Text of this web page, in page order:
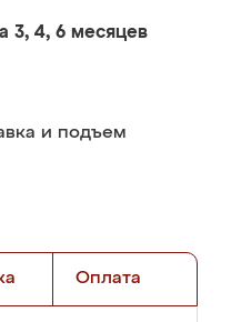
3, 4, 6 месяцев
и подъем
Оплата